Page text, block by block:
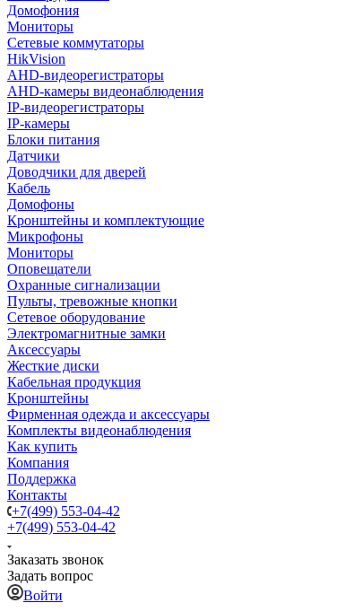
Домофония
Мониторы
Сетевые коммутаторы
HikVision
AHD-видеорегистраторы
AHD-камеры видеонаблюдения
IP-видеорегистраторы
IP-камеры
Блоки питания
Датчики
Доводчики для дверей
Кабель
Домофоны
Кронштейны и комплектующие
Микрофоны
Мониторы
Оповещатели
Охранные сигнализации
Пульты, тревожные кнопки
Сетевое оборудование
Электромагнитные замки
Аксессуары
Жесткие диски
Кабельная продукция
Кронштейны
Фирменная одежда и аксессуары
Комплекты видеонаблюдения
Как купить
Компания
Поддержка
Контакты
+7(499) 553-04-42
+7(499) 553-04-42
Заказать звонок
Задать вопрос
Войти